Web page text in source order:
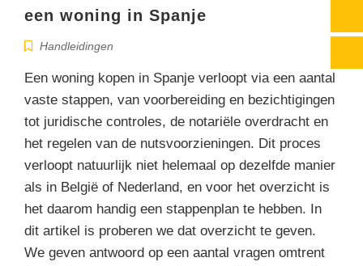
een woning in Spanje
Handleidingen
Een woning kopen in Spanje verloopt via een aantal
vaste stappen, van voorbereiding en bezichtigingen
tot juridische controles, de notariële overdracht en
het regelen van de nutsvoorzieningen. Dit proces
verloopt natuurlijk niet helemaal op dezelfde manier
als in België of Nederland, en voor het overzicht is
het daarom handig een stappenplan te hebben. In
dit artikel is proberen we dat overzicht te geven.
We geven antwoord op een aantal vragen omtrent